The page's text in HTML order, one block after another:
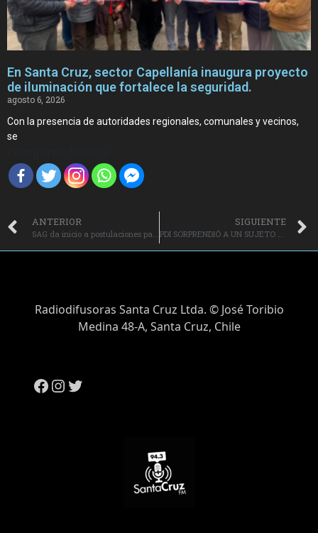
En Santa Cruz, sector Capellanía inaugura proyecto
de iluminación que fortalece la seguridad.
agosto 6, 2026
Con la presencia de autoridades regionales, comunales y vecinos,
se
ANTERIOR
SAG da inicio a postulaciones para optar a la priorización de evaluación de solicitudes de autorización de plaguicidas
SIGUIENTE
PDI SORPRENDIÓ A UN SUJETO CON 500 CAJETILLAS DE CIGARROS DE CONTRABANDO
Radiodifusoras Santa Cruz Ltda. © José Toribio
Medina 48-A, Santa Cruz, Chile